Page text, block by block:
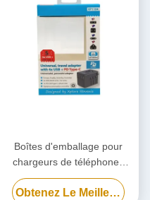
Boîtes d'emballage pour
chargeurs de téléphones
portables, Boîte d'emballage
pour batterie externeObtenez Le Meilleur Prix